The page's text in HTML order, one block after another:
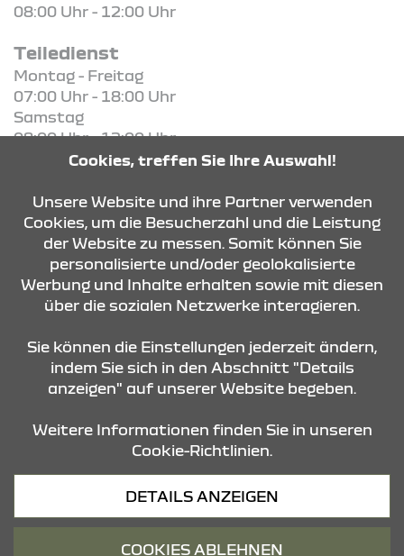
08:00 Uhr - 12:00 Uhr
Teiledienst
Montag - Freitag
07:00 Uhr - 18:00 Uhr
Samstag
08:00 Uhr - 12:00 Uhr
KONTAKT & ANFAHRT
ÖFFNUNGSZEITEN
STANDORTE
Datenschutz
Cookies, treffen Sie Ihre Auswahl!
Unsere Website und ihre Partner verwenden
Cookies, um die Besucherzahl und die Leistung
der Website zu messen. Somit können Sie
personalisierte und/oder geolokalisierte
Werbung und Inhalte erhalten sowie mit diesen
über die sozialen Netzwerke interagieren.
Sie können die Einstellungen jederzeit ändern,
indem Sie sich in den Abschnitt "Details
anzeigen" auf unserer Website begeben.
Weitere Informationen finden Sie in unseren
Cookie-Richtlinien.
DETAILS ANZEIGEN
COOKIES ABLEHNEN